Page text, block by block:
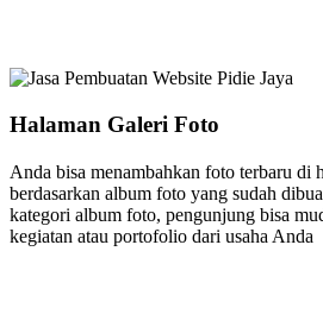
Halaman Galeri Foto
Anda bisa menambahkan foto terbaru di
berdasarkan album foto yang sudah
kategori album foto, pengunjung bisa
kegiatan atau portofolio dari usaha Anda